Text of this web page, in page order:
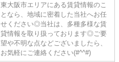
東大阪市エリアにある賃貸情報のこ
となら、地域に密着した当社へお任
せください◎当社は、多種多様な賃
貸情報を取り扱っております◎ご要
望や不明な点などございましたら、
お気軽にご連絡ください(#^^#)